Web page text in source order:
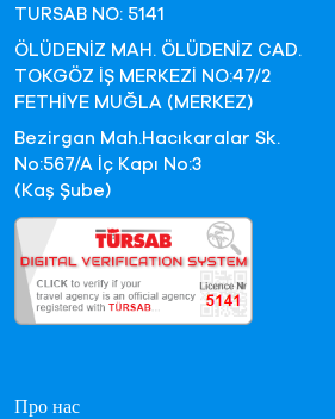
Про нас
TURSAB NO: 5141
ÖLÜDENİZ MAH. ÖLÜDENİZ CAD.
TOKGÖZ İŞ MERKEZİ NO:47/2
FETHİYE MUĞLA (MERKEZ)
Bezirgan Mah.Hacıkaralar Sk.
No:567/A İç Kapı No:3
(Kaş Şube)